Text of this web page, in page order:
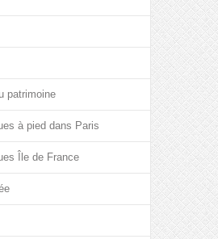
patrimoine
à pied dans Paris
Île de France